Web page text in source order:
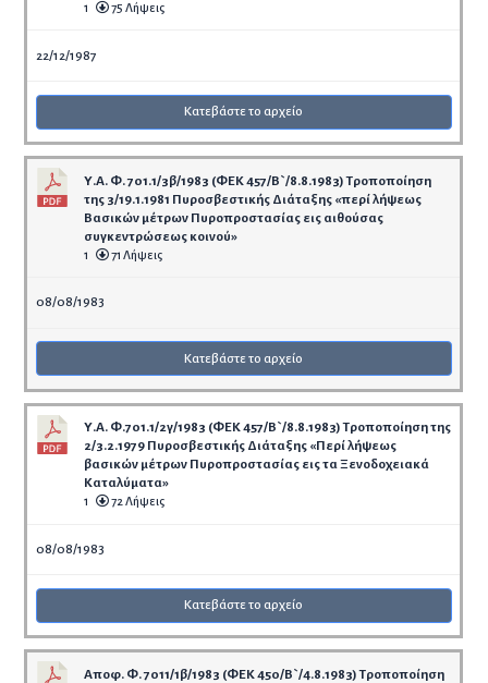
1 75 Λήψεις
22/12/1987
Κατεβάστε το αρχείο
Υ.Α. Φ. 701.1/3β/1983 (ΦΕΚ 457/Β`/8.8.1983) Τροποποίηση
της 3/19.1.1981 Πυροσβεστικής Διάταξης «περί λήψεως
Βασικών μέτρων Πυροπροστασίας εις αιθούσας
συγκεντρώσεως κοινού»
1 71 Λήψεις
08/08/1983
Κατεβάστε το αρχείο
Υ.Α. Φ.701.1/2γ/1983 (ΦΕΚ 457/Β`/8.8.1983) Τροποποίηση της
2/3.2.1979 Πυροσβεστικής Διάταξης «Περί λήψεως
βασικών μέτρων Πυροπροστασίας εις τα Ξενοδοχειακά
Καταλύματα»
1 72 Λήψεις
08/08/1983
Κατεβάστε το αρχείο
Αποφ. Φ. 7011/1β/1983 (ΦΕΚ 450/Β`/4.8.1983) Τροποποίηση